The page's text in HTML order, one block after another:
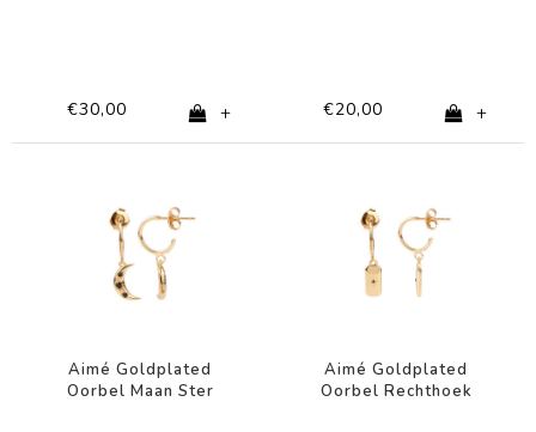
€30,00 + €20,00 +
Aimé Goldplated
Oorbel Maan Ster
Aimé Goldplated
Oorbel Rechthoek